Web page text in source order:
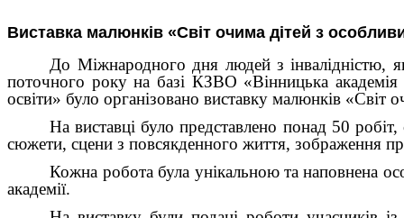
Виставка малюнків «Світ очима дітей з
До Міжнародного дня людей з
поточного року на базі КЗВО «Вінницька академія
освіти» було організовано виставку малюнків «Світ
На виставці було представлено понад 50
сюжети, сцени з повсякденного життя, зображення
Кожна робота була унікальною та наповнена
академії.